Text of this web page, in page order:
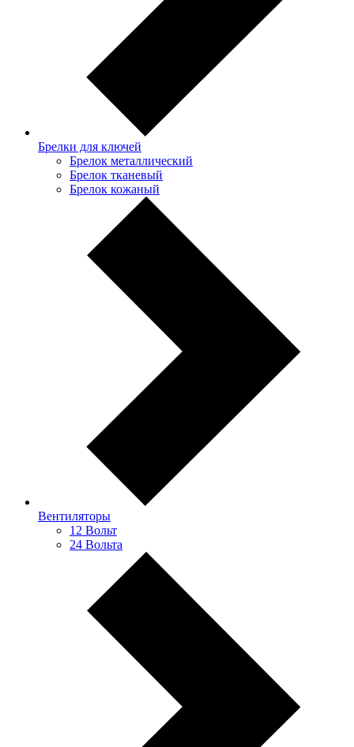
Брелки для ключей
Брелок металлический
Брелок тканевый
Брелок кожаный
Вентиляторы
12 Вольт
24 Вольта